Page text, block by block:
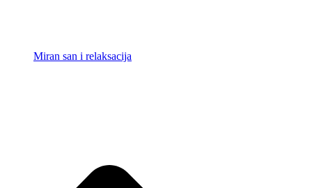
Miran san i relaksacija